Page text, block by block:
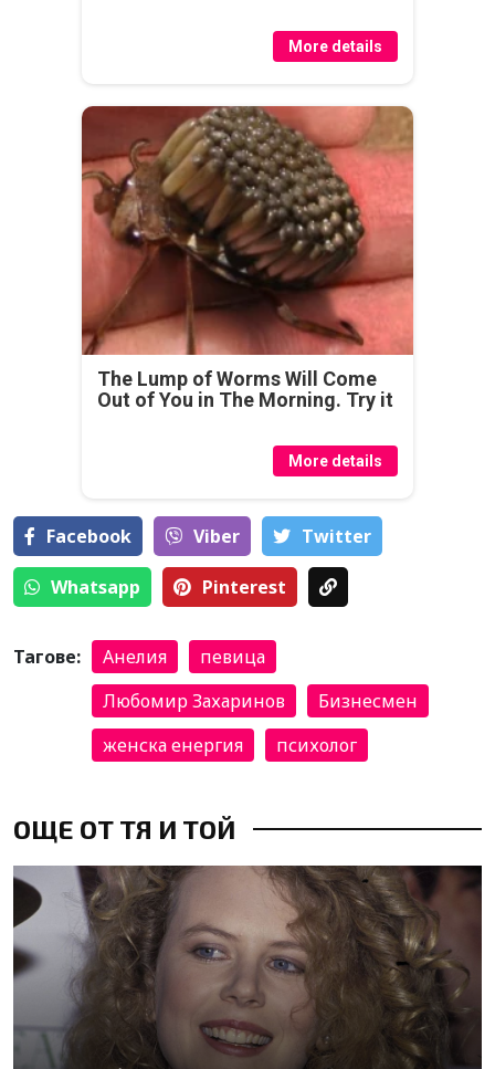
More details
The Lump of Worms Will Come
Out of You in The Morning. Try it
More details
Facebook Viber Тwitter
Whatsapp Pinterest
Тагове: Анелия
певица
Любомир Захаринов
Бизнесмен
женска енергия
психолог
ОЩЕ ОТ ТЯ И ТОЙ